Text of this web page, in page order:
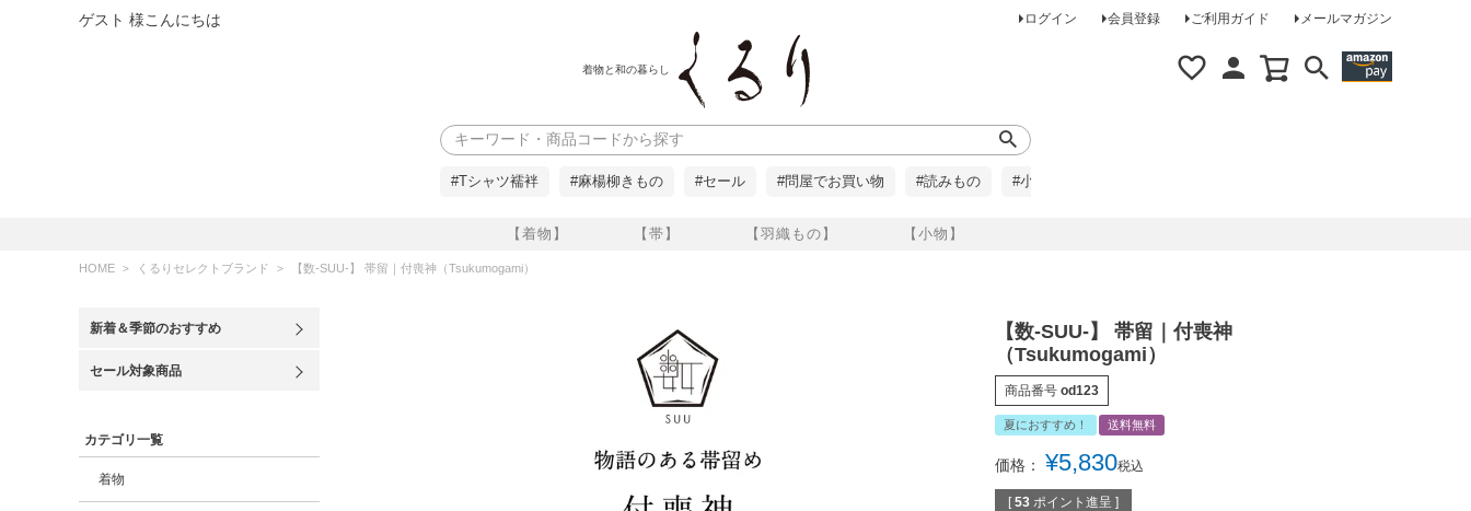
ゲスト 様こんにちは ログイン 会員登録 ご利用ガイド メールマガジン
着物と和の暮らし
【着物】 【帯】 【羽織もの】 【小物】
検索
#Tシャツ襦袢 #麻楊柳きもの #セール #問屋でお買い物 #読みもの #小柄な方に
HOME くるりセレクトブランド 【数-SUU-】 帯留｜付喪神（Tsukumogami）
新着＆季節のおすすめ
セール対象商品
カテゴリ一覧
着物
【数-SUU-】 帯留｜付喪神
（Tsukumogami）
商品番号 od123
夏におすすめ！ 送料無料
価格： ¥5,830税込
[ 53 ポイント進呈 ]